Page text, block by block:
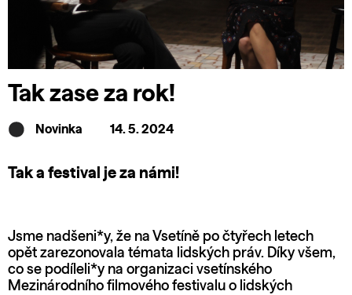
Tak zase za rok!
Novinka 14. 5. 2024
Tak a festival je za námi!
Jsme nadšeni*y, že na Vsetíně po čtyřech letech
opět zarezonovala témata lidských práv. Díky všem,
co se podíleli*y na organizaci vsetínského
Mezinárodního filmového festivalu o lidských